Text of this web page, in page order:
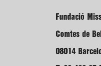
Fundació
Comtes de
08014